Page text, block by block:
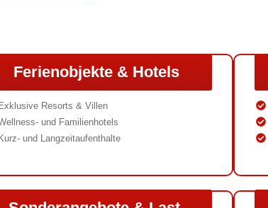
Ferienobjekte & Hotels
Resorts & Villen
und Familienhotels
und Langzeitaufenthalte